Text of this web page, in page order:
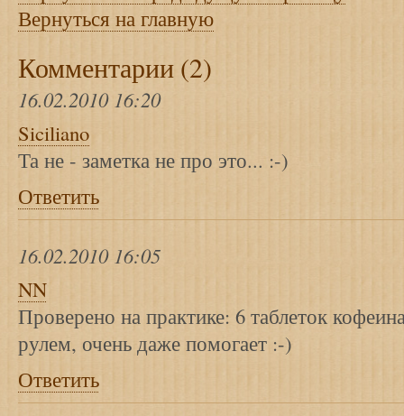
Вернуться на главную
Комментарии (2)
16.02.2010 16:20
Siciliano
Та не - заметка не про это... :-)
Ответить
16.02.2010 16:05
NN
Проверено на практике: 6 таблеток
рулем, очень даже помогает :-)
Ответить